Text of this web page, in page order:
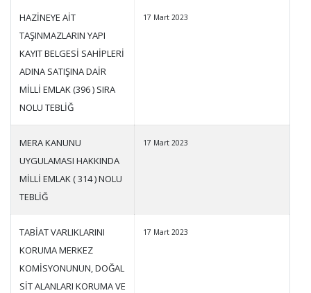
HAZİNEYE AİT
TAŞINMAZLARIN YAPI
KAYIT BELGESİ SAHİPLERİ
ADINA SATIŞINA DAİR
MİLLİ EMLAK (396 ) SIRA
NOLU TEBLİĞ
17 Mart 2023
MERA KANUNU
UYGULAMASI HAKKINDA
MİLLİ EMLAK ( 314 ) NOLU
TEBLİĞ
17 Mart 2023
TABİAT VARLIKLARINI
KORUMA MERKEZ
KOMİSYONUNUN, DOĞAL
SİT ALANLARI KORUMA VE
17 Mart 2023